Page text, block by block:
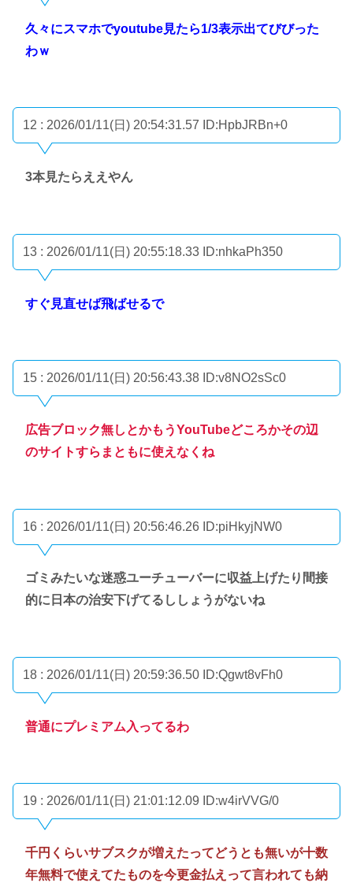
久々にスマホでyoutube見たら1/3表示出てびびった
わｗ
12 : 2026/01/11(日) 20:54:31.57 ID:HpbJRBn+0
3本見たらええやん
13 : 2026/01/11(日) 20:55:18.33 ID:nhkaPh350
すぐ見直せば飛ばせるで
15 : 2026/01/11(日) 20:56:43.38 ID:v8NO2sSc0
広告ブロック無しとかもうYouTubeどころかその辺
のサイトすらまともに使えなくね
16 : 2026/01/11(日) 20:56:46.26 ID:piHkyjNW0
ゴミみたいな迷惑ユーチューバーに収益上げたり間接
的に日本の治安下げてるししょうがないね
18 : 2026/01/11(日) 20:59:36.50 ID:Qgwt8vFh0
普通にプレミアム入ってるわ
19 : 2026/01/11(日) 21:01:12.09 ID:w4irVVG/0
千円くらいサブスクが増えたってどうとも無いが十数
年無料で使えてたものを今更金払えって言われても納